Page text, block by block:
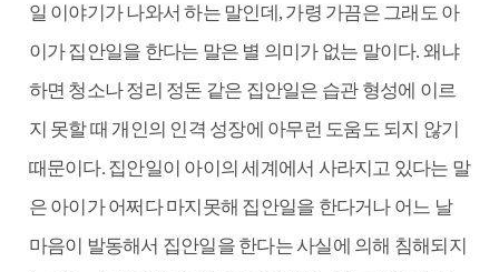
일 이야기가 나와서 하는 말인데, 가령 가끔은 그래도 아
이가 집안일을 한다는 말은 별 의미가 없는 말이다. 왜냐
하면 청소나 정리 정돈 같은 집안일은 습관 형성에 이르
지 못할 때 개인의 인격 성장에 아무런 도움도 되지 않기
때문이다. 집안일이 아이의 세계에서 사라지고 있다는 말
은 아이가 어쩌다 마지못해 집안일을 한다거나 어느 날
마음이 발동해서 집안일을 한다는 사실에 의해 침해되지